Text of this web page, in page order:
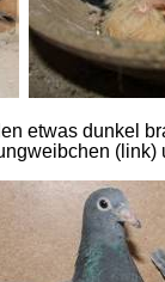
etwas dunkel
(link)